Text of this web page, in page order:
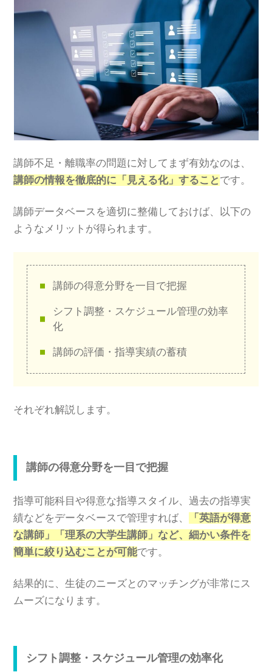
講師不足・離職率の問題に対してまず有効なのは、
講師の情報を徹底的に「見える化」すること です。
講師データベースを適切に整備しておけば、以下の
ようなメリットが得られます。
講師の得意分野を一目で把握
シフト調整・スケジュール管理の効率
化
講師の評価・指導実績の蓄積
それぞれ解説します。
講師の得意分野を一目で把握
指導可能科目や得意な指導スタイル、過去の指導実
績などをデータベースで管理すれば、
「英語が得意
な講師」「理系の大学生講師」など、細かい条件を
簡単に絞り込むことが可能です。
結果的に、生徒のニーズとのマッチングが非常にス
ムーズになります。
シフト調整・スケジュール管理の効率化